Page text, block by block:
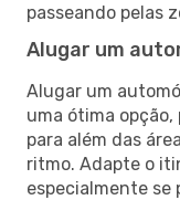
passeando pelas
Alugar um
Alugar um
uma ótima
para além das
ritmo. Adapte o
especialmente